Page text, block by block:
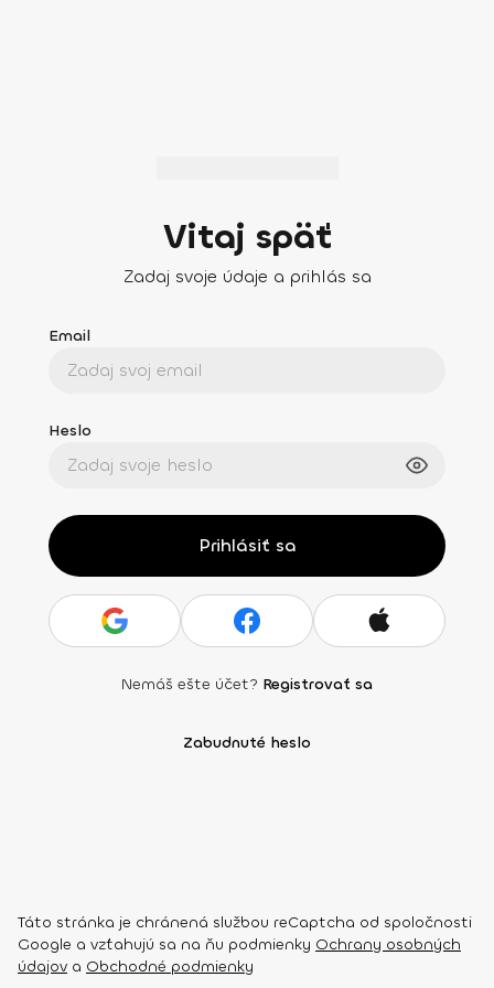
Vitaj späť
Zadaj svoje údaje a prihlás sa
Email
Heslo
Prihlásiť sa
Nemáš ešte účet? Registrovať sa
Zabudnuté heslo
Táto stránka je chránená službou reCaptcha od spoločnosti
Google a vzťahujú sa na ňu podmienky Ochrany osobných
údajov a Obchodné podmienky